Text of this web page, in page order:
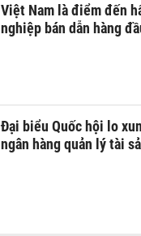
Việt Nam là điểm đến
nghiệp bán dẫn hàng
Đại biểu Quốc hội lo
ngân hàng quản lý tài